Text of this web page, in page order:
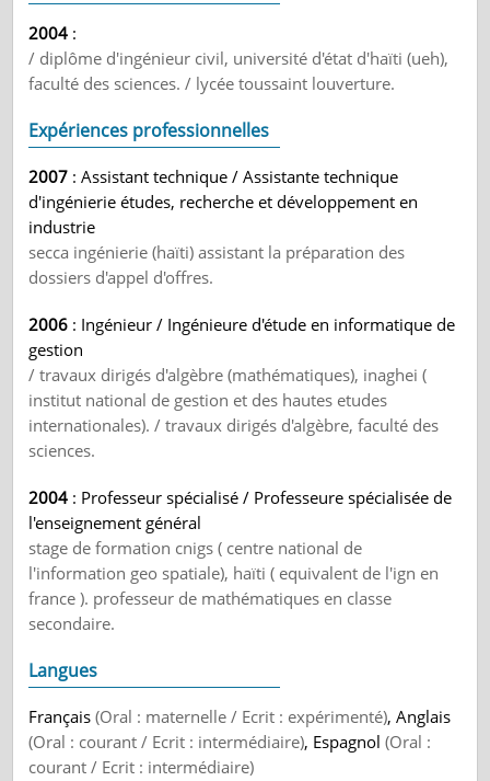
2004 :
/ diplôme d'ingénieur civil, université d'état d'haïti (ueh),
faculté des sciences. / lycée toussaint louverture.
Expériences professionnelles
2007 : Assistant technique / Assistante technique
d'ingénierie études, recherche et développement en
industrie
secca ingénierie (haïti) assistant la préparation des
dossiers d'appel d'offres.
2006 : Ingénieur / Ingénieure d'étude en informatique de
gestion
/ travaux dirigés d'algèbre (mathématiques), inaghei (
institut national de gestion et des hautes etudes
internationales). / travaux dirigés d'algèbre, faculté des
sciences.
2004 : Professeur spécialisé / Professeure spécialisée de
l'enseignement général
stage de formation cnigs ( centre national de
l'information geo spatiale), haïti ( equivalent de l'ign en
france ). professeur de mathématiques en classe
secondaire.
Langues
Français(Oral : maternelle / Ecrit : expérimenté), Anglais
(Oral : courant / Ecrit : intermédiaire), Espagnol(Oral :
courant / Ecrit : intermédiaire)